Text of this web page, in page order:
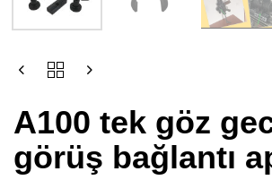
A100 tek göz
görüş bağlantı